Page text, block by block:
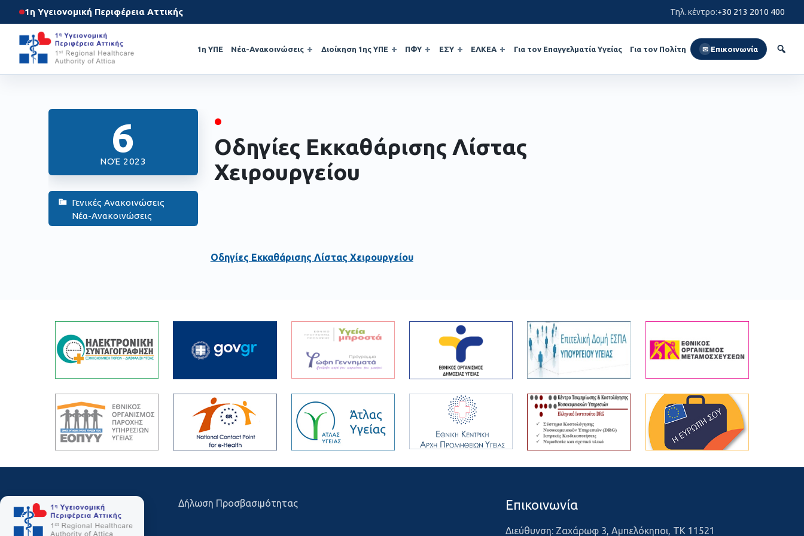
1η Υγειονομική Περιφέρεια Αττικής Τηλ. κέντρο:+30 213 2010 400
1η ΥΠΕ Νέα-Ανακοινώσεις Διοίκηση 1ης ΥΠΕ ΠΦΥ ΕΣΥ ΕΛΚΕΑ Για τον Επαγγελματία Υγείας Για τον Πολίτη ✉ Επικοινωνία
6
ΝΟΈ 2023
Γενικές Ανακοινώσεις
Νέα-Ανακοινώσεις
•
Οδηγίες Εκκαθάρισης Λίστας
Χειρουργείου
Οδηγίες Εκκαθάρισης Λίστας Χειρουργείου
Δήλωση Προσβασιμότητας Επικοινωνία
Διεύθυνση: Ζαχάρωφ 3, Αμπελόκηποι, ΤΚ 11521